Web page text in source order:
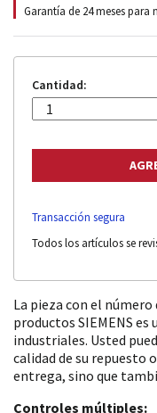
Garantía de 24 meses para
Cantidad:
Transacción segura
Todos los artículos se
La pieza con el número
productos SIEMENS
industriales. Usted
calidad de su repuesto
entrega, sino que
Controles múltiples: